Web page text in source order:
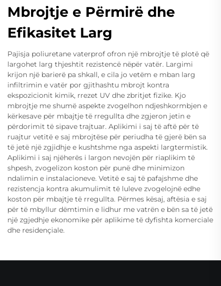
Mbrojtje e Përmirë dhe
Efikasitet Larg
Pajisja poliuretane vaterprof ofron një mbrojtje të plotë që
largohet larg thjeshtit rezistencë nëpër vatër. Largimi
krijon një barierë pa shkall, e cila jo vetëm e mban larg
infiltrimin e vatër por gjithashtu mbrojt kontra
ekspozicionit kimik, rrezet UV dhe zbritjet fizike. Kjo
mbrojtje me shumë aspekte zvogelhon ndjeshkormbjen e
kërkesave për mbajtje të rregullta dhe zgjeron jetin e
përdorimit të sipave trajtuar. Aplikimi i saj të aftë për të
ruajtur vetitë e saj mbrojtëse për periudha të gjerë bën sa
të jetë një zgjidhje e kushtshme nga aspekti largtermistik.
Aplikimi i saj njëherës i largon nevojën për riaplikim të
shpesh, zvogelizon koston për punë dhe minimizon
ndalimin e instalacioneve. Vetitë e saj të pafajshme dhe
rezistencja kontra akumulimit të luleve zvogelojnë edhe
koston për mbajtje të rregullta. Përmes kësaj, aftësia e saj
për të mbyllur dëmtimin e lidhur me vatrën e bën sa të jetë
një zgjedhje ekonomike për aplikime të dyfishta komerciale
dhe residençiale.